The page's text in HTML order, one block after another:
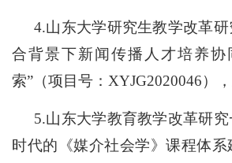
4.山东大学研究生教学改革
合背景下新闻传播人才培养协
索”（项目号： XYJG2020046）
5.山东大学教育教学改革研
时代的《媒介社会学》课程体系